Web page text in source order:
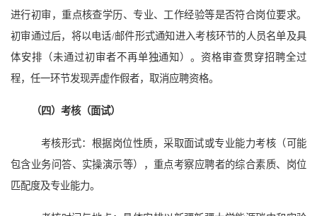
进行初审，重点核查学历、专业、工作经验等是否符合岗位要求。
初审通过后，将以电话/邮件形式通知进入考核环节的人员名单及具
体安排（未通过初审者不再单独通知）。资格审查贯穿招聘全过
程，任一环节发现弄虚作假者，取消应聘资格。
（四）考核（面试）
考核形式：根据岗位性质，采取面试或专业能力考核（可能
包含业务问答、实操演示等），重点考察应聘者的综合素质、岗位
匹配度及专业能力。